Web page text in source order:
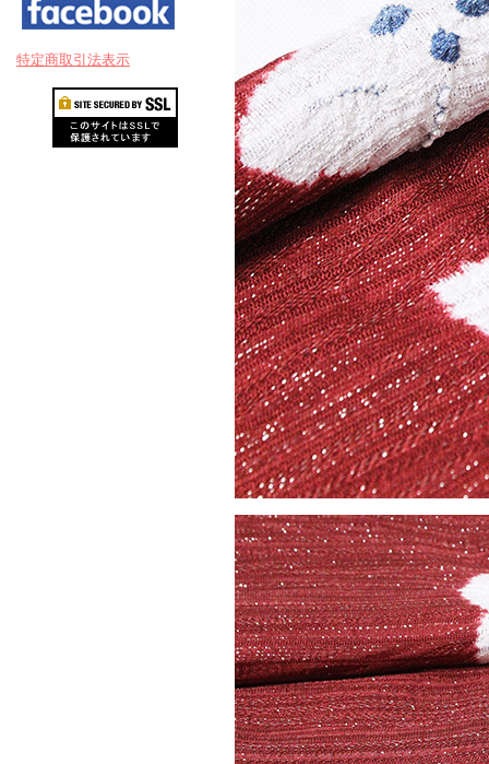
特定商取引法表示